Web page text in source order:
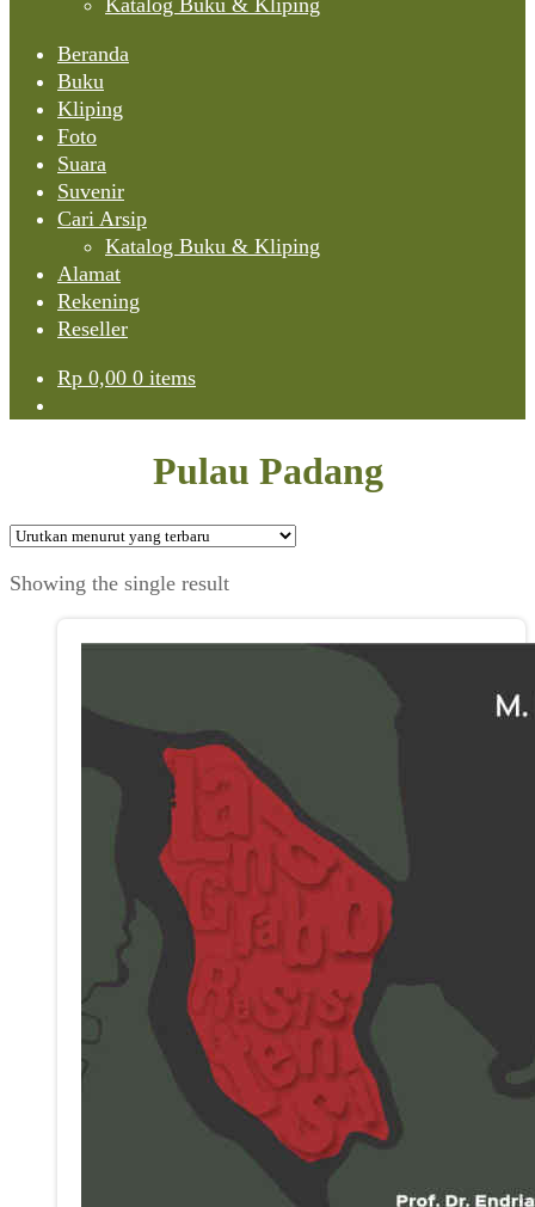
Katalog Buku & Kliping
Beranda
Buku
Kliping
Foto
Suara
Suvenir
Cari Arsip
Katalog Buku & Kliping
Alamat
Rekening
Reseller
Rp 0,00 0 items
Pulau Padang
Showing the single result